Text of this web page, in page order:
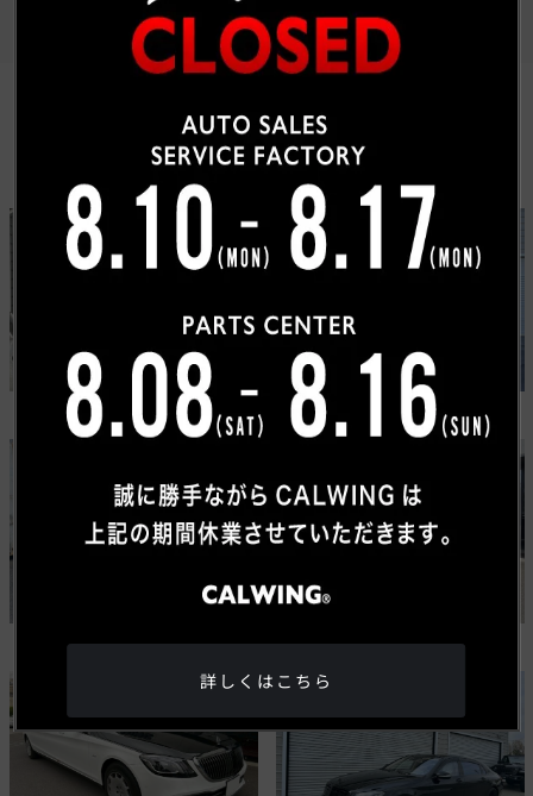
CUSTOM CAR GALLERY
カスタムカーギャラリー
USトヨタ
タンドラ
ワゴニア
グランドワゴニア
詳しくはこちら